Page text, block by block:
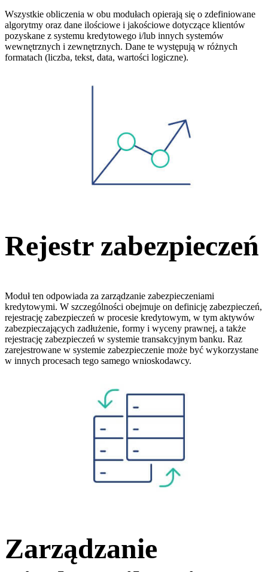
Wszystkie obliczenia w obu modułach opierają się o zdefiniowane
algorytmy oraz dane ilościowe i jakościowe dotyczące klientów
pozyskane z systemu kredytowego i/lub innych systemów
wewnętrznych i zewnętrznych. Dane te występują w różnych
formatach (liczba, tekst, data, wartości logiczne).
Rejestr zabezpieczeń
Moduł ten odpowiada za zarządzanie zabezpieczeniami
kredytowymi. W szczególności obejmuje on definicję zabezpieczeń,
rejestrację zabezpieczeń w procesie kredytowym, w tym aktywów
zabezpieczających zadłużenie, formy i wyceny prawnej, a także
rejestrację zabezpieczeń w systemie transakcyjnym banku. Raz
zarejestrowane w systemie zabezpieczenie może być wykorzystane
w innych procesach tego samego wnioskodawcy.
Zarządzanie